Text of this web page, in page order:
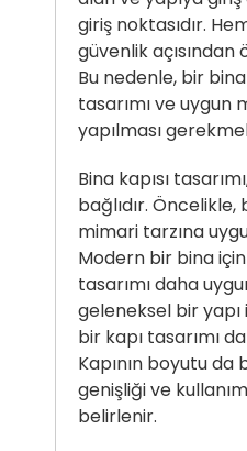
giriş noktasıdır.
güvenlik
Bu nedenle, bir bina
tasarımı ve uygun
yapılması
Bina kapısı
bağlıdır. Öncelikle,
mimari tarzına
Modern bir bina
tasarımı daha
geleneksel bir
bir kapı tasarımı
Kapının boyutu da
genişliği ve
belirlenir.